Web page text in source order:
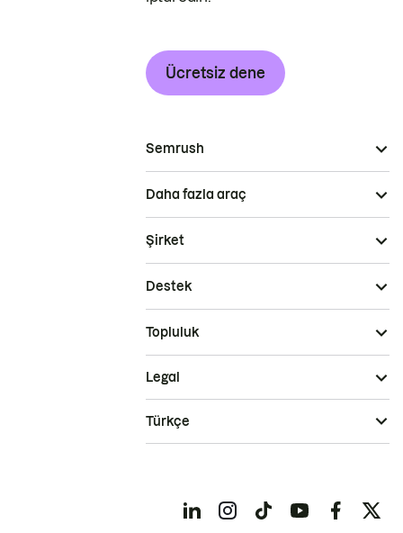
Ücretsiz dene
Semrush
Daha fazla araç
Şirket
Destek
Topluluk
Legal
Türkçe